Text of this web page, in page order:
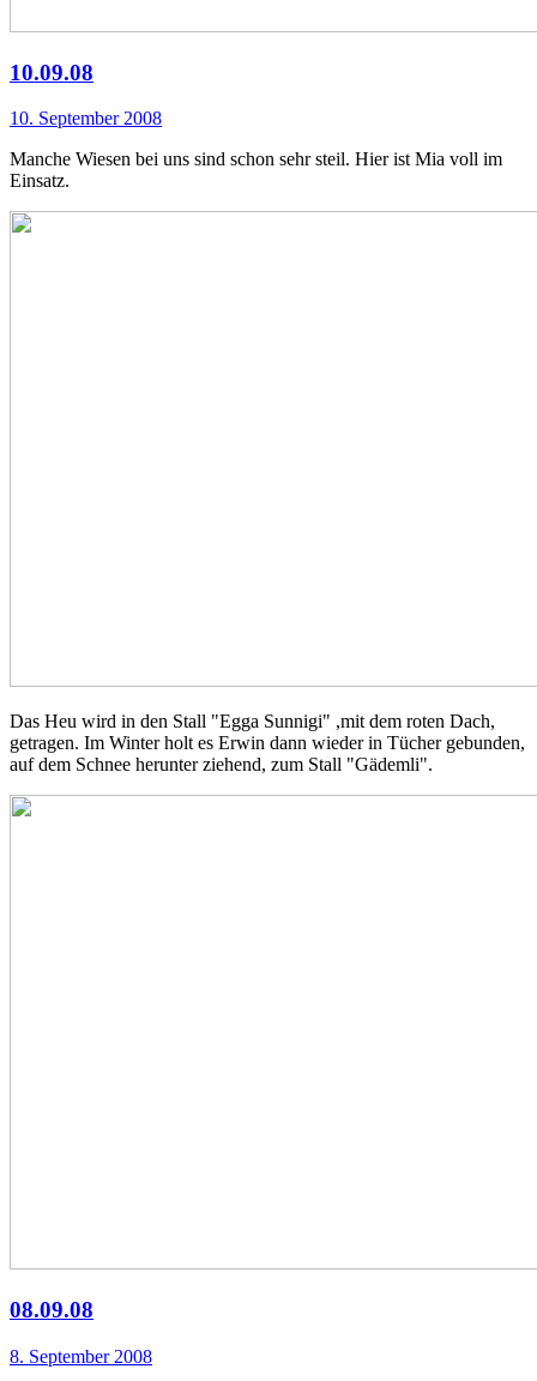
10.09.08
10. September 2008
Manche Wiesen bei uns sind schon sehr steil. Hier ist Mia voll im
Einsatz.
Das Heu wird in den Stall "Egga Sunnigi" ,mit dem roten Dach,
getragen. Im Winter holt es Erwin dann wieder in Tücher gebunden,
auf dem Schnee herunter ziehend, zum Stall "Gädemli".
08.09.08
8. September 2008